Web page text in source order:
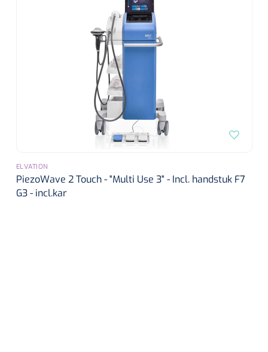
ELVATION
PiezoWave 2 Touch - "Multi Use 3" - Incl. handstuk F7
G3 - incl.kar